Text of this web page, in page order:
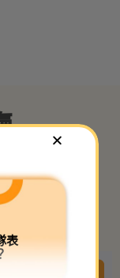
體需求。
Don’t
表